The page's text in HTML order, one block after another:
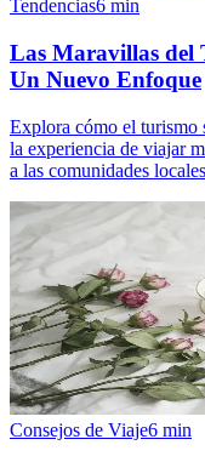
Tendencias6 min
Las Maravillas del
Un Nuevo Enfoque
Explora cómo el turismo
la experiencia de viajar
a las comunidades
Consejos de Viaje6 min